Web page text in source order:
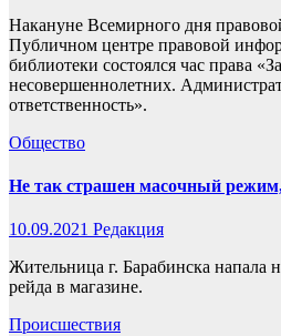
Накануне Всемирного дня
Публичном центре правовой
библиотеки состоялся час права
несовершеннолетних.
ответственность».
Общество
Не так страшен масочный
10.09.2021 Редакция
Жительница г. Барабинска напала
рейда в магазине.
Происшествия